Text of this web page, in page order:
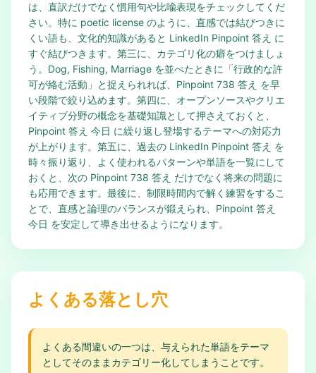
は、直訳だけでなく慣用句や比喩表現をチェックしてくだ
さい。特に poetic license のように、直感では結びつきに
くい語も、文化的知識があると LinkedIn Pinpoint 答え に
すぐ結びつきます。第三に、カテゴリ化の癖をつけましょ
う。Dog, Fishing, Marriage を並べたときに「行政的な許
可が絡む活動」と捉えられれば、Pinpoint 738 答え を早
い段階で絞り込めます。第四に、オープンソースやクリエ
イティブ分野の概念を基礎知識として押さえておくと、
Pinpoint 答え 今日 に繰り返し登場するテーマへの対応力
が上がります。第五に、過去の LinkedIn Pinpoint 答え を
時々振り返り、よく使われるパターンや単語を一覧にして
おくと、次の Pinpoint 738 答え だけでなく将来の問題に
も応用できます。最後に、制限時間内で解く練習をするこ
とで、直感と論理のバランスが鍛えられ、Pinpoint 答え
今日 を安定して導き出せるようになります。
よくある落とし穴
よくある間違いの一つは、与えられた単語をテーマ
としてそのままカテゴリー化してしまうことです。